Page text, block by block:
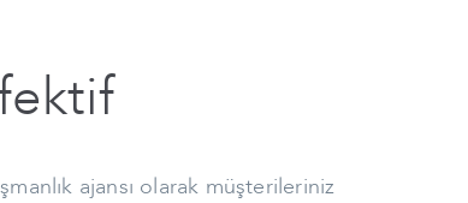
ajansı olarak müşterileriniz